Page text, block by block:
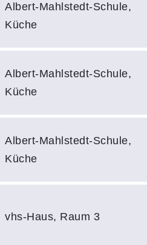
Albert-Mahlstedt-Schule,
Küche
Albert-Mahlstedt-Schule,
Küche
Albert-Mahlstedt-Schule,
Küche
vhs-Haus, Raum 3